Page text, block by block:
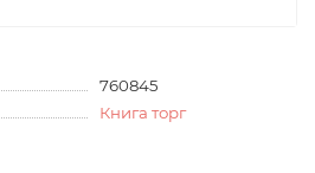
760845
Книга торг